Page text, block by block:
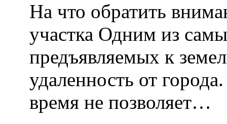
На что обратить
участка Одним из
предъявляемых к
удаленность от
время не позволяет…